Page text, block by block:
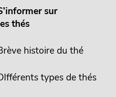
sur
thés
histoire du thé
types de thés